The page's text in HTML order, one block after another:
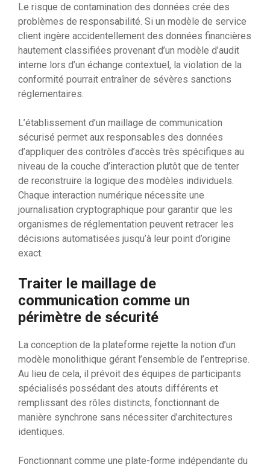
Le risque de contamination des données crée des
problèmes de responsabilité. Si un modèle de service
client ingère accidentellement des données financières
hautement classifiées provenant d’un modèle d’audit
interne lors d’un échange contextuel, la violation de la
conformité pourrait entraîner de sévères sanctions
réglementaires.
L’établissement d’un maillage de communication
sécurisé permet aux responsables des données
d’appliquer des contrôles d’accès très spécifiques au
niveau de la couche d’interaction plutôt que de tenter
de reconstruire la logique des modèles individuels.
Chaque interaction numérique nécessite une
journalisation cryptographique pour garantir que les
organismes de réglementation peuvent retracer les
décisions automatisées jusqu’à leur point d’origine
exact.
Traiter le maillage de
communication comme un
périmètre de sécurité
La conception de la plateforme rejette la notion d’un
modèle monolithique gérant l’ensemble de l’entreprise.
Au lieu de cela, il prévoit des équipes de participants
spécialisés possédant des atouts différents et
remplissant des rôles distincts, fonctionnant de
manière synchrone sans nécessiter d’architectures
identiques.
Fonctionnant comme une plate-forme indépendante du